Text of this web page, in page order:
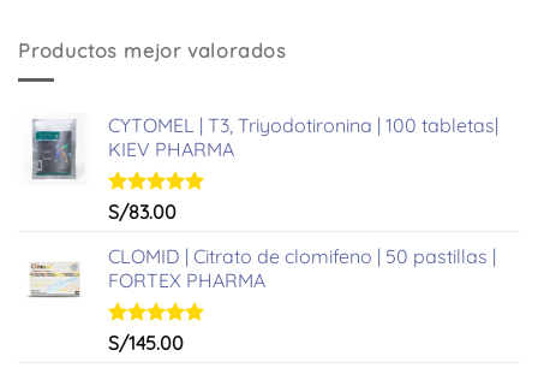
Productos mejor valorados
CYTOMEL | T3, Triyodotironina | 100 tabletas|
KIEV PHARMA
Valorado
de 5
S/83.00
CLOMID | Citrato de clomifeno | 50 pastillas |
FORTEX PHARMA
Valorado
S/145.00